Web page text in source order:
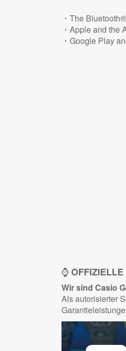
・The
・Apple and the
・Google Play
⌚
Wir sind Casio
Als autorisierter